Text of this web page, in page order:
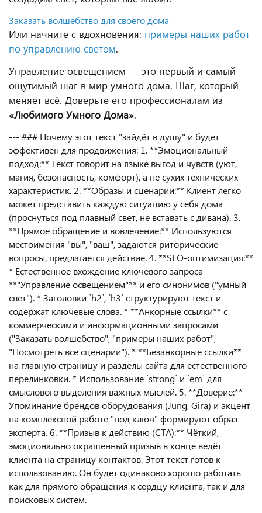
Заказать волшебство для своего дома
Или начните с вдохновения: примеры наших работ
по управлению светом.
Управление освещением — это первый и самый
ощутимый шаг в мир умного дома. Шаг, который
меняет всё. Доверьте его профессионалам из
«Любимого Умного Дома».
--- ### Почему этот текст "зайдёт в душу" и будет
эффективен для продвижения: 1. **Эмоциональный
подход:** Текст говорит на языке выгод и чувств (уют,
магия, безопасность, комфорт), а не сухих технических
характеристик. 2. **Образы и сценарии:** Клиент легко
может представить каждую ситуацию у себя дома
(проснуться под плавный свет, не вставать с дивана). 3.
**Прямое обращение и вовлечение:** Используются
местоимения "вы", "ваш", задаются риторические
вопросы, предлагается действие. 4. **SEO-оптимизация:**
* Естественное вхождение ключевого запроса
**"Управление освещением"** и его синонимов ("умный
свет"). * Заголовки `h2`, `h3` структурируют текст и
содержат ключевые слова. * **Анкорные ссылки** с
коммерческими и информационными запросами
("Заказать волшебство", "примеры наших работ",
"Посмотреть все сценарии"). * **Безанкорные ссылки**
на главную страницу и разделы сайта для естественного
перелинковки. * Использование `strong` и `em` для
смыслового выделения важных мыслей. 5. **Доверие:**
Упоминание брендов оборудования (Jung, Gira) и акцент
на комплексной работе "под ключ" формируют образ
эксперта. 6. **Призыв к действию (CTA):** Чёткий,
эмоционально окрашенный призыв в конце ведёт
клиента на страницу контактов. Этот текст готов к
использованию. Он будет одинаково хорошо работать
как для прямого обращения к сердцу клиента, так и для
поисковых систем.